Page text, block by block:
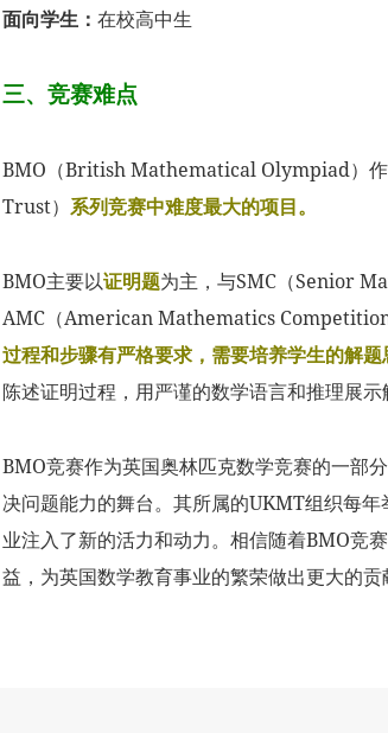
面向学生：在校高中生
三、竞赛难点
BMO（British Mathematical Olympiad）
Trust）系列竞赛中难度最大的项目。
BMO主要以证明题为主，与SMC（Senior
AMC（American Mathematics
过程和步骤有严格要求，需要培养学生的解
陈述证明过程，用严谨的数学语言和推理展示
BMO竞赛作为英国奥林匹克数学竞赛的一部
决问题能力的舞台。其所属的UKMT组织每
业注入了新的活力和动力。相信随着BMO竞
益，为英国数学教育事业的繁荣做出更大的贡